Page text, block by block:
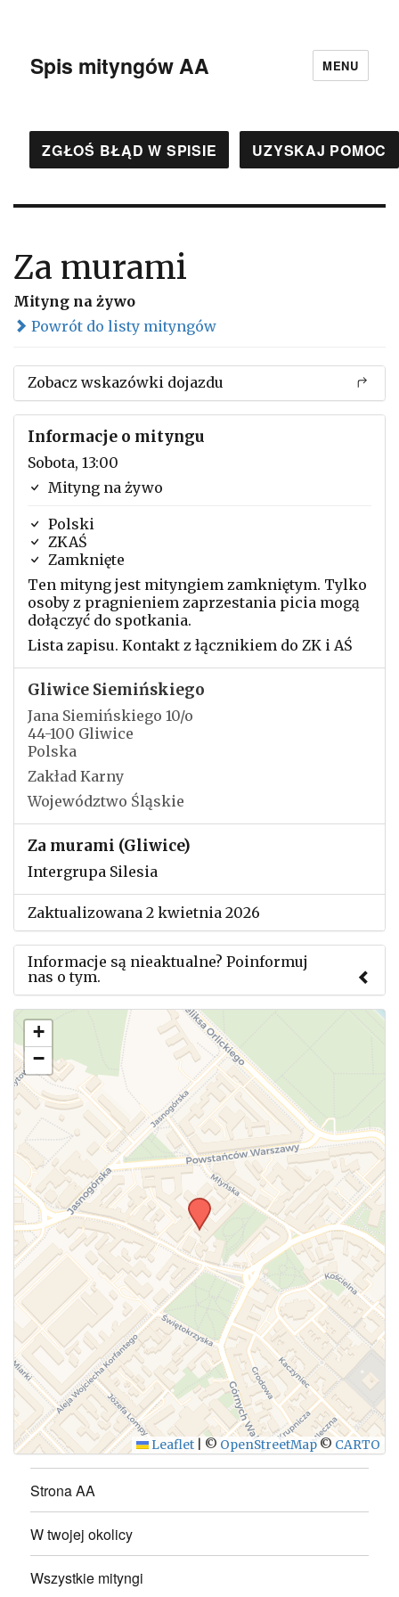
Spis mityngów AA MENU
ZGŁOŚ BŁĄD W SPISIE UZYSKAJ POMOC
Za murami
Mityng na żywo
Powrót do listy mityngów
Zobacz wskazówki dojazdu
Informacje o mityngu
Sobota, 13:00
Mityng na żywo
Polski
ZKAŚ
Zamknięte
Ten mityng jest mityngiem zamkniętym. Tylko
osoby z pragnieniem zaprzestania picia mogą
dołączyć do spotkania.
Lista zapisu. Kontakt z łącznikiem do ZK i AŚ
Gliwice Siemińskiego
Jana Siemińskiego 10/o
44-100 Gliwice
Polska
Zakład Karny
Województwo Śląskie
Za murami (Gliwice)
Intergrupa Silesia
Zaktualizowana 2 kwietnia 2026
Informacje są nieaktualne? Poinformuj
nas o tym.
Użyj tego formularza aby przesłać informację o
zmianach w powyższym mityngu.
WYŚLIJ
+
−
Leaflet © OpenStreetMap © CARTO
Strona AA
W twojej okolicy
Wszystkie mityngi